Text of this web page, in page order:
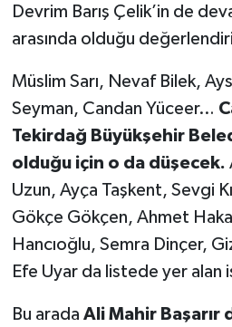
Devrim Barış Çelik’in de
arasında olduğu
Müslim Sarı, Nevaf Bilek,
Seyman, Candan Yüceer…
Tekirdağ Büyükşehir
olduğu için o da düşecek.
Uzun, Ayça Taşkent, Sevgi
Gökçe Gökçen, Ahmet
Hancıoğlu, Semra Dinçer,
Efe Uyar da listede yer alan
Bu arada Ali Mahir Başarır